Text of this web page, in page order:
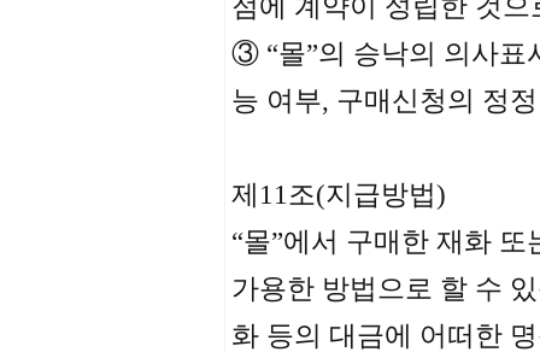
③ “몰”의 승낙의 의사표
능 여부, 구매신청의 정
제11조(지급방법)
“몰”에서 구매한 재화
가용한 방법으로 할 수
화 등의 대금에 어떠한